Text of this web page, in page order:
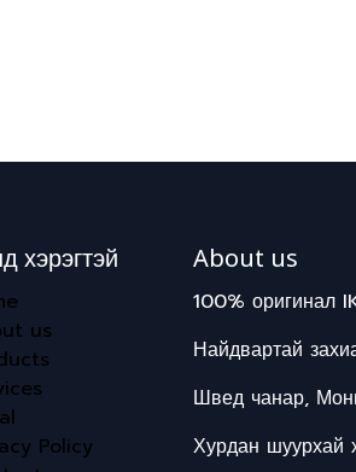
хэрэгтэй
us
Policy
About us
100% оригинал
Найдвартай
Швед чанар,
Хурдан шуурхай